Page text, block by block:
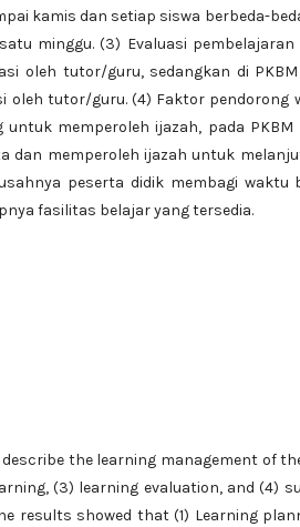
kamis dan setiap siswa berbeda-
minggu. (3) Evaluasi
oleh tutor/guru, sedangkan di
oleh tutor/guru. (4) Faktor pendorong
untuk memperoleh ijazah, pada
dan memperoleh ijazah untuk
peserta didik membagi
fasilitas belajar yang tersedia.
the learning management of
(3) learning evaluation, and (4)
results showed that (1) Learning